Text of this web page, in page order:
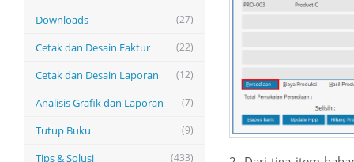
(27)
Downloads
(22)
Cetak dan Desain Faktur
(12)
Cetak dan Desain Laporan
(7)
Analisis Grafik dan Laporan
(9)
Tutup Buku
(433)
Tips & Solusi